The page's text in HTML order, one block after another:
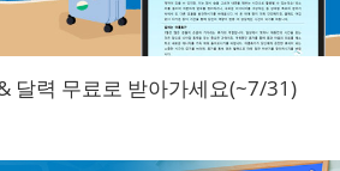
달력 무료로 받아가세요(~7/31)